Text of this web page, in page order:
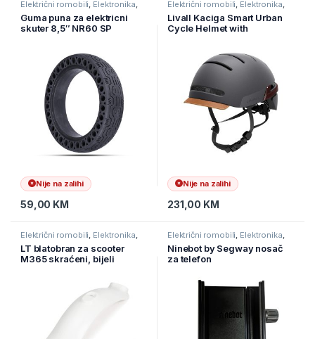
Električni romobili, Elektronika,
Guma puna za elektricni
skuter 8,5″ NR60 SP
Nije na zalihi
59,00 KM
Električni romobili, Elektronika,
Livall Kaciga Smart Urban
Cycle Helmet with
Music Speakers BH51M
Black, 55-61cm
Nije na zalihi
231,00 KM
Električni romobili, Elektronika,
LT blatobran za scooter
M365 skraćeni, bijeli
Električni romobili, Elektronika,
Ninebot by Segway nosač
za telefon